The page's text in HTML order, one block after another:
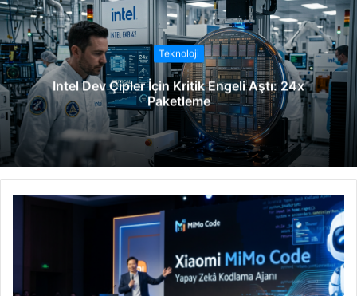
s
i
t
e
s
i
Teknoloji
Intel Dev Çipler İçin Kritik Engeli Aştı: 24x
Paketleme